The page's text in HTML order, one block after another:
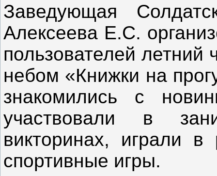
Заведующая
Алексеева Е.С.
пользователей
небом «Книжки на
знакомились с
участвовали в
викторинах, играли
спортивные игры.